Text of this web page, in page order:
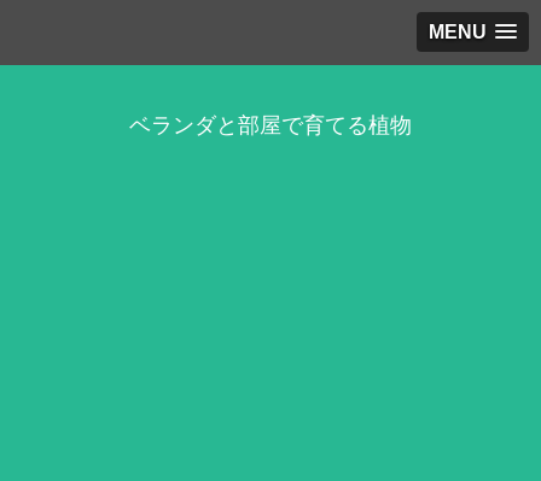
MENU
ベランダと部屋で育てる植物